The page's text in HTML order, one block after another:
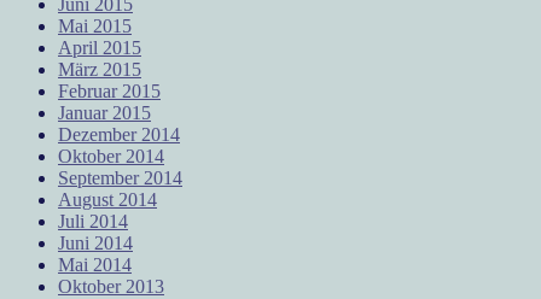
Juni 2015
Mai 2015
April 2015
März 2015
Februar 2015
Januar 2015
Dezember 2014
Oktober 2014
September 2014
August 2014
Juli 2014
Juni 2014
Mai 2014
Oktober 2013